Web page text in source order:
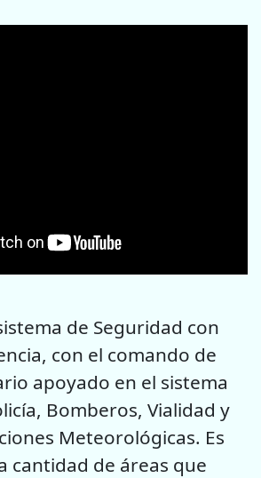
de Seguridad con
con el comando de
apoyado en el sistema
Bomberos, Vialidad y
Meteorológicas. Es
cantidad de áreas que